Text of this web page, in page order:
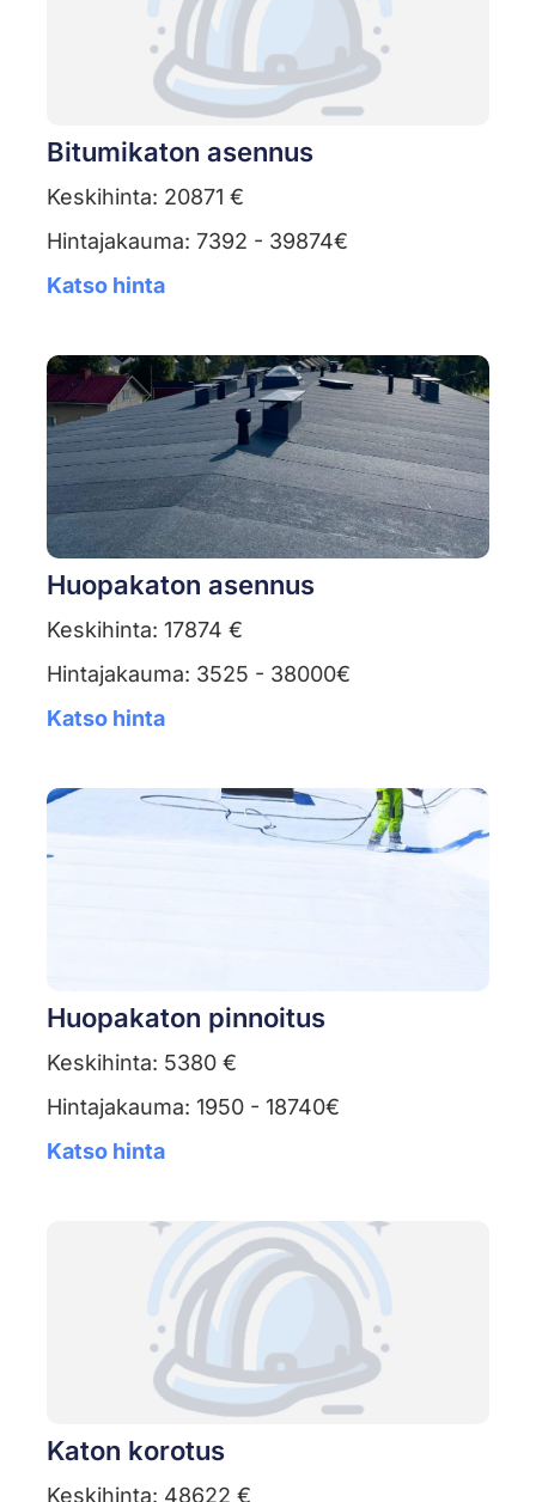
Bitumikaton asennus
Keskihinta: 20871 €
Hintajakauma: 7392 - 39874€
Katso hinta
Huopakaton asennus
Keskihinta: 17874 €
Hintajakauma: 3525 - 38000€
Katso hinta
Huopakaton pinnoitus
Keskihinta: 5380 €
Hintajakauma: 1950 - 18740€
Katso hinta
Katon korotus
Keskihinta: 48622 €